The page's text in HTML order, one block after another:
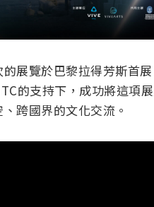
展覽於巴黎拉得芳斯首
的支持下，成功將這項
跨國界的文化交流。